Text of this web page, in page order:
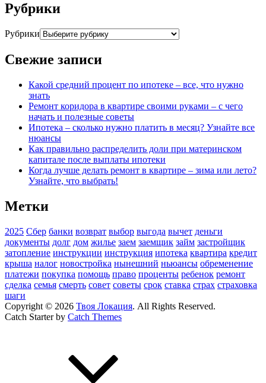
Рубрики
Рубрики
Свежие записи
Какой средний процент по ипотеке – все, что нужно
знать
Ремонт коридора в квартире своими руками – с чего
начать и полезные советы
Ипотека – сколько нужно платить в месяц? Узнайте все
нюансы
Как правильно распределить доли при материнском
капитале после выплаты ипотеки
Когда лучше делать ремонт в квартире – зима или лето?
Узнайте, что выбрать!
Метки
2025 Сбер банки возврат выбор выгода вычет деньги
документы долг дом жилье заем заемщик займ застройщик
затопление инструкции инструкция ипотека квартира кредит
крыша налог новостройка нынешний ньюансы обременение
платежи покупка помощь право проценты ребенок ремонт
сделка семья смерть совет советы срок ставка страх страховка
шаги
Copyright © 2026 Твоя Локация. All Rights Reserved.
Catch Starter by Catch Themes